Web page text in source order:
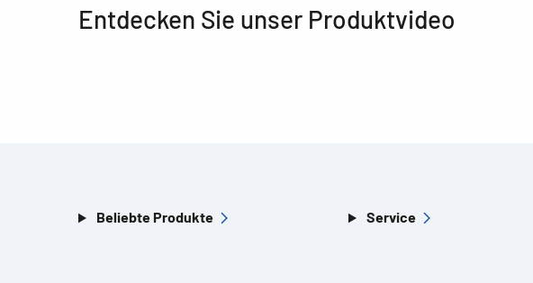
Entdecken Sie unser Produktvideo
Beliebte Produkte Service